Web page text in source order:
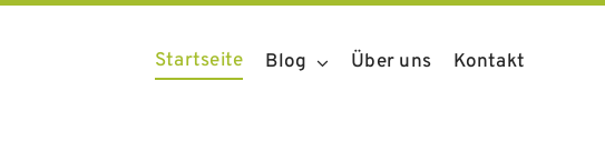
Startseite Blog Über uns Kontakt